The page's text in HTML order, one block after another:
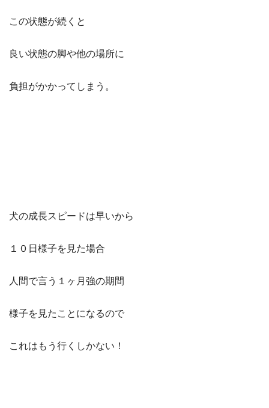
この状態が続くと
良い状態の脚や他の場所に
負担がかかってしまう。
犬の成長スピードは早いから
１０日様子を見た場合
人間で言う１ヶ月強の期間
様子を見たことになるので
これはもう行くしかない！